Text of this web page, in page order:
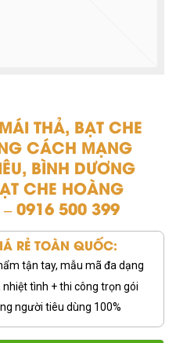
THẢ, BẠT CHE
CÁCH MẠNG
BÌNH DƯƠNG
CHE HOÀNG
0916 500 399
RẺ TOÀN QUỐC:
tận tay, mẫu mã đa dạng
nhiệt tình + thi công trọn gói
người tiêu dùng 100%